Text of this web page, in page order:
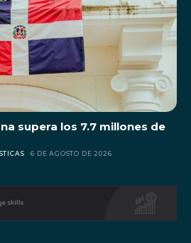
supera los 7.7 millones de
6 DE AGOSTO DE 2026